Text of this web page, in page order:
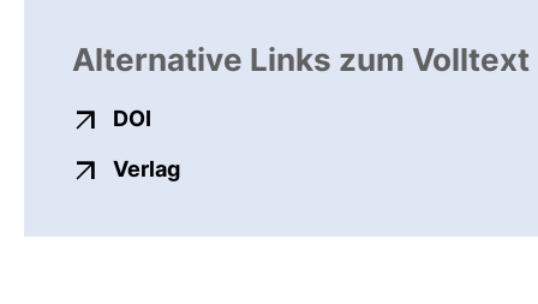
Alternative Links zum Volltext
DOI
Verlagexterner Link, öffnet neues